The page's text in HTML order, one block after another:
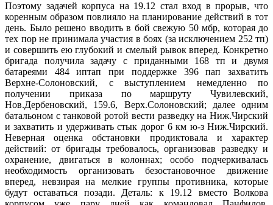
Поэтому задачей корпуса на 19.12 стал вход в прорыв, что
коренным образом повлияло на планирование действий в тот
день. Было решено вводить в бой свежую 50 мбр, которая до
тех пор не принимала участия в боях (за исключением 252 тп)
и совершить ею глубокий и смелый рывок вперед. Конкретно
бригада получила задачу с приданными 168 тп и двумя
батареями 484 иптап при поддержке 396 пап захватить
Верхне-Солоновский, с выступлением немедленно по
получении приказа по маршруту Чувилевский,
Нов.Дербеновский, 159.6, Верх.Солоновский; далее одним
батальоном с танковой ротой вести разведку на Ниж.Чирский
и захватить и удерживать стык дорог 6 км ю-з Ниж.Чирский.
Неверная оценка обстановки продиктовала и характер
действий: от бригады требовалось, организовав разведку и
охранение, двигаться в колоннах; особо подчеркивалась
необходимость организовать безостановочное движение
вперед, невзирая на мелкие группы противника, которые
будут оставаться позади. Деталь: к 19.12 вместо Волкова